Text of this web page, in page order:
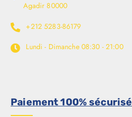
Agadir 80000
+212 5283-86179
Lundi - Dimanche 08:30 - 21:00
Paiement 100% sécurisé